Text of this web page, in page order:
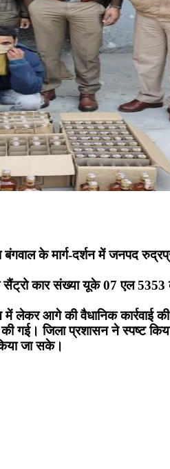
के मार्ग-दर्शन में जनपद
सैंट्रो कार संख्या यूके 07 एल
लेकर आगे की वैधानिक कार्रवाई
की गई। जिला प्रशासन ने स्पष्ट
जा सके।